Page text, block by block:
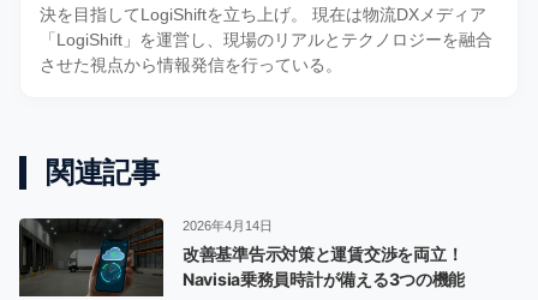
決を目指してLogiShiftを立ち上げ。 現在は物流DXメディア
「LogiShift」を運営し、現場のリアルとテクノロジーを融合
させた視点から情報発信を行っている。
関連記事
2026年4月14日
改善基準告示対策と運賃交渉を両立！
Navisia乗務員時計が備える3つの機能